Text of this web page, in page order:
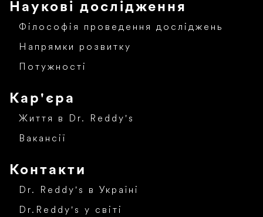
Наукові дослідження
Філософія проведення досліджень
Напрямки розвитку
Потужності
Кар'єра
Життя в Dr. Reddy's
Вакансії
Контакти
Dr. Reddy's в Україні
Dr.Reddy's у світі